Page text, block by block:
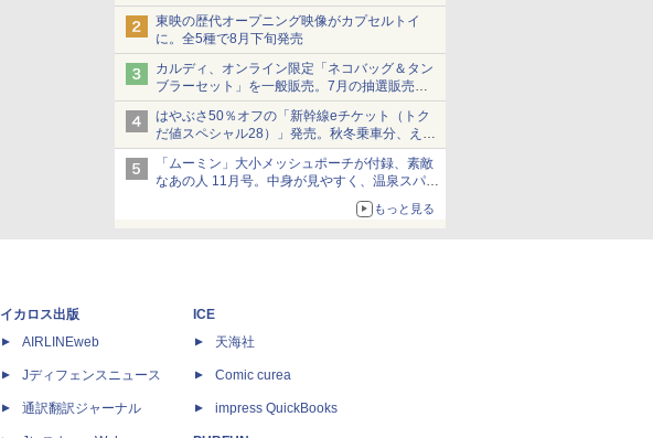
ショーツは1990円に
東映の歴代オープニング映像がカプセルトイ
に。全5種で8月下旬発売
カルディ、オンライン限定「ネコバッグ＆タン
ブラーセット」を一般販売。7月の抽選販売の
当選無効分
はやぶさ50％オフの「新幹線eチケット（トク
だ値スペシャル28）」発売。秋冬乗車分、えき
ねっと限定
「ムーミン」大小メッシュポーチが付録、素敵
なあの人 11月号。中身が見やすく、温泉スパに
もっと見る
イカロス出版
AIRLINEweb
Jディフェンスニュース
通訳翻訳ジャーナル
ICE
天海社
Comic curea
impress QuickBooks